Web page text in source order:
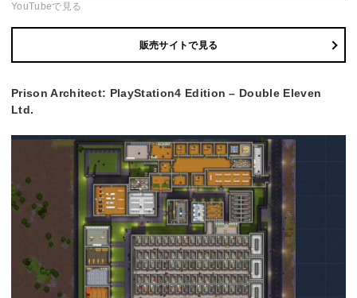
YouTubeで見る
販売サイトで見る
Prison Architect: PlayStation4 Edition – Double Eleven
Ltd.